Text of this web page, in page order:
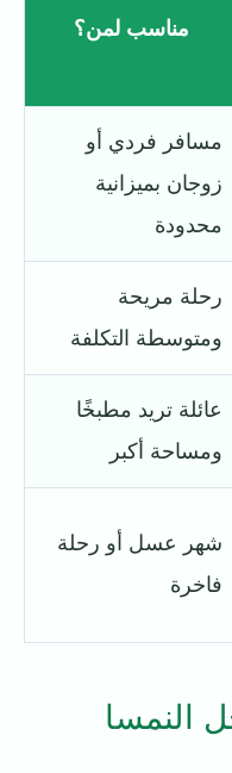
مناسب لمن؟
مسافر فردي أو
زوجان بميزانية
محدودة
رحلة مريحة
ومتوسطة التكلفة
عائلة تريد مطبخًا
ومساحة أكبر
شهر عسل أو رحلة
فاخرة
النمسا